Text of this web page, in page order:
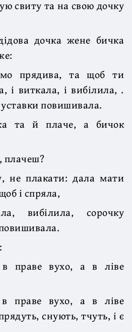
свиту та на свою дочку
дочка жене бичка
прядива, та щоб ти
і виткала, і вибілила, .
повишивала.
та й плаче, а бичок
плачеш?
не плакати: дала мати
і спряла,
вибілила, сорочку
праве вухо, а в ліве
в праве вухо, а в ліве
снують, тчуть, і є